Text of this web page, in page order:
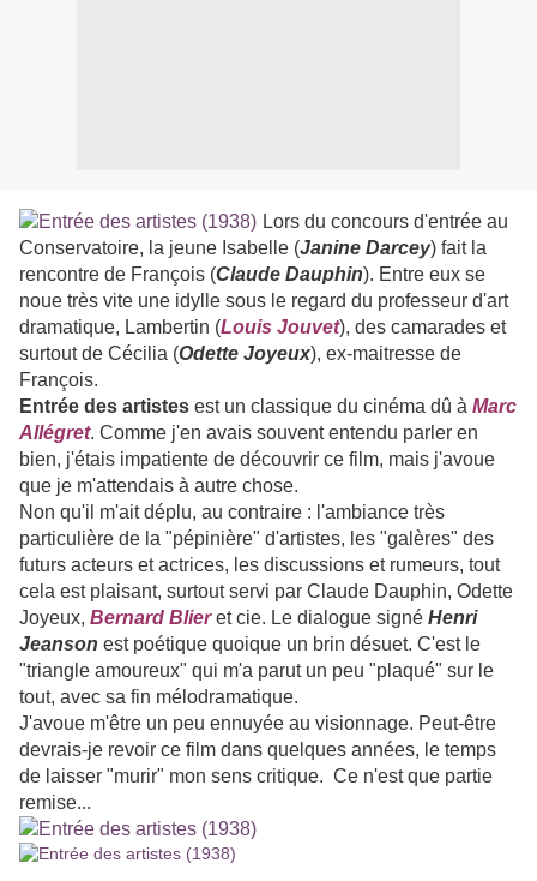
Lors du concours d'entrée au
Conservatoire, la jeune Isabelle (Janine Darcey) fait la
rencontre de François (Claude Dauphin). Entre eux se
noue très vite une idylle sous le regard du professeur d'art
dramatique, Lambertin (Louis Jouvet), des camarades et
surtout de Cécilia (Odette Joyeux), ex-maitresse de
François.
Entrée des artistes est un classique du cinéma dû à Marc
Allégret. Comme j'en avais souvent entendu parler en
bien, j'étais impatiente de découvrir ce film, mais j'avoue
que je m'attendais à autre chose.
Non qu'il m'ait déplu, au contraire : l'ambiance très
particulière de la "pépinière" d'artistes, les "galères" des
futurs acteurs et actrices, les discussions et rumeurs, tout
cela est plaisant, surtout servi par Claude Dauphin, Odette
Joyeux, Bernard Blieret cie. Le dialogue signé Henri
Jeanson est poétique quoique un brin désuet. C'est le
"triangle amoureux" qui m'a parut un peu "plaqué" sur le
tout, avec sa fin mélodramatique.
J'avoue m'être un peu ennuyée au visionnage. Peut-être
devrais-je revoir ce film dans quelques années, le temps
de laisser "murir" mon sens critique. Ce n'est que partie
remise...